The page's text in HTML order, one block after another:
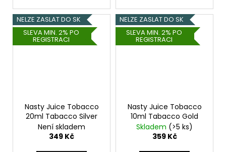
NELZE ZASLAT DO SK
SLEVA MIN. 2% PO
REGISTRACI
Nasty Juice Tobacco
20ml Tabacco Silver
Není skladem
349 Kč
NELZE ZASLAT DO SK
SLEVA MIN. 2% PO
REGISTRACI
Nasty Juice Tobacco
10ml Tabacco Gold
Skladem (>5 ks)
359 Kč